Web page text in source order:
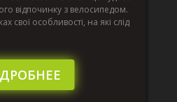
відпочинку з велосипедом.
свої особливості, на які слід